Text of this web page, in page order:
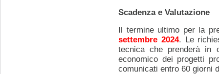
Scadenza e Valutazione
Il termine ultimo per la
settembre 2024. Le
tecnica che prenderà in
economico dei progetti
comunicati entro 60 giorni